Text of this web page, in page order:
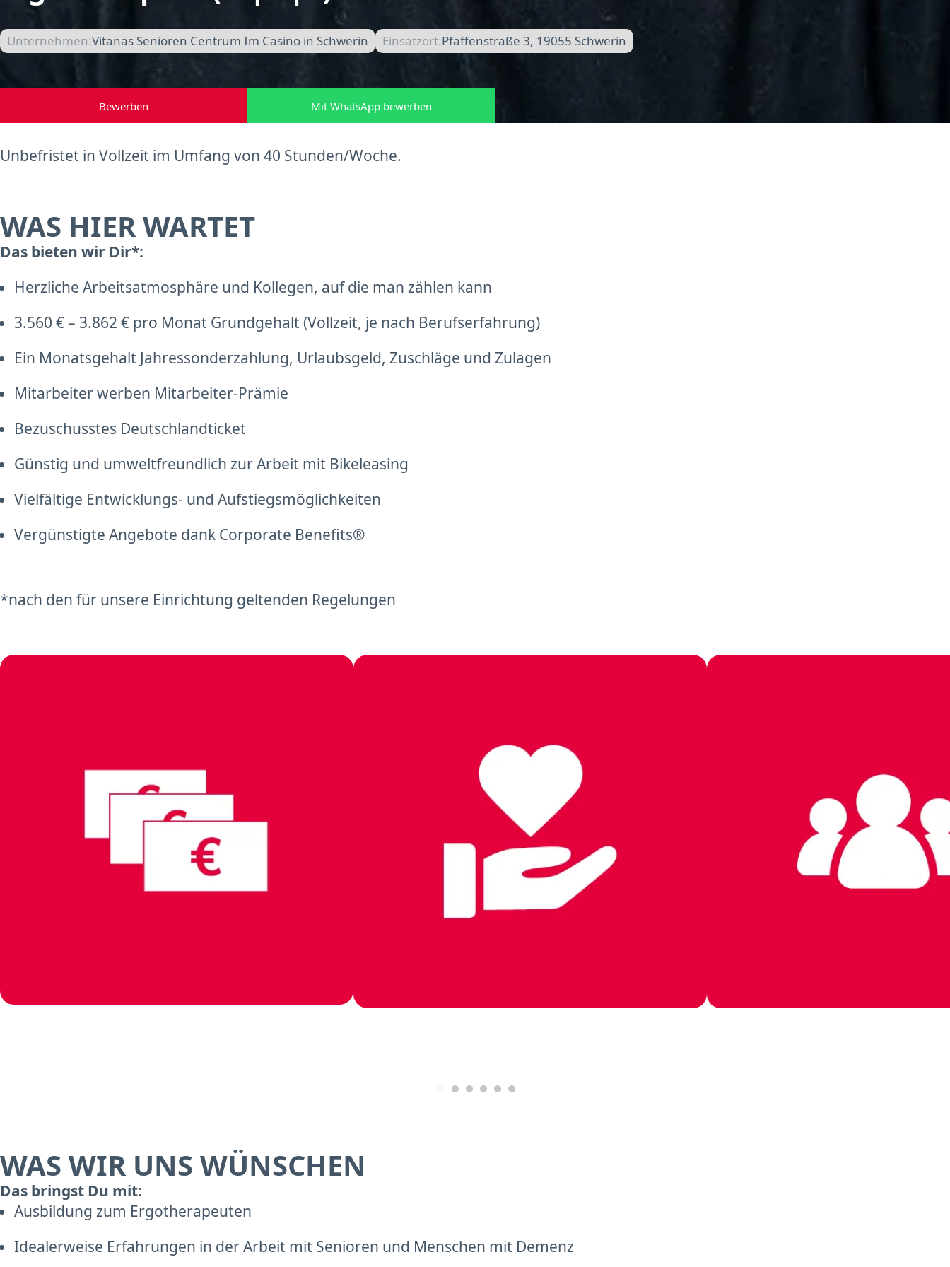
Unternehmen:Vitanas Senioren Centrum Im Casino in Schwerin Einsatzort:Pfaffenstraße 3, 19055 Schwerin
Bewerben Mit WhatsApp bewerben
Unbefristet in Vollzeit im Umfang von 40 Stunden/Woche.
WAS HIER WARTET
Das bieten wir Dir*:
Herzliche Arbeitsatmosphäre und Kollegen, auf die man zählen kann
3.560 € – 3.862 € pro Monat Grundgehalt (Vollzeit, je nach Berufserfahrung)
Ein Monatsgehalt Jahressonderzahlung, Urlaubsgeld, Zuschläge und Zulagen
Mitarbeiter werben Mitarbeiter-Prämie
Bezuschusstes Deutschlandticket
Günstig und umweltfreundlich zur Arbeit mit Bikeleasing
Vielfältige Entwicklungs- und Aufstiegsmöglichkeiten
Vergünstigte Angebote dank Corporate Benefits®
*nach den für unsere Einrichtung geltenden Regelungen
WAS WIR UNS WÜNSCHEN
Das bringst Du mit:
Ausbildung zum Ergotherapeuten
Idealerweise Erfahrungen in der Arbeit mit Senioren und Menschen mit Demenz